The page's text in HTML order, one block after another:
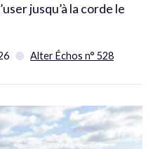
jusqu’à la corde le
Alter Échos n° 528